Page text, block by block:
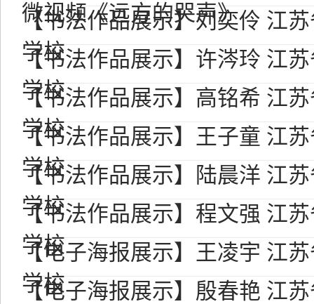
微视频《远方的哭声》
【书法作品展示】刘奕伶 江
学校
【书法作品展示】许涔玲 江
学校
【书法作品展示】高铭希 江
学校
【书法作品展示】王子童 江
学校
【书法作品展示】陆晨洋 江
学校
【书法作品展示】程文强 江
学校
【电子海报展示】王凌宇 江
学校
【电子海报展示】殷春艳 江